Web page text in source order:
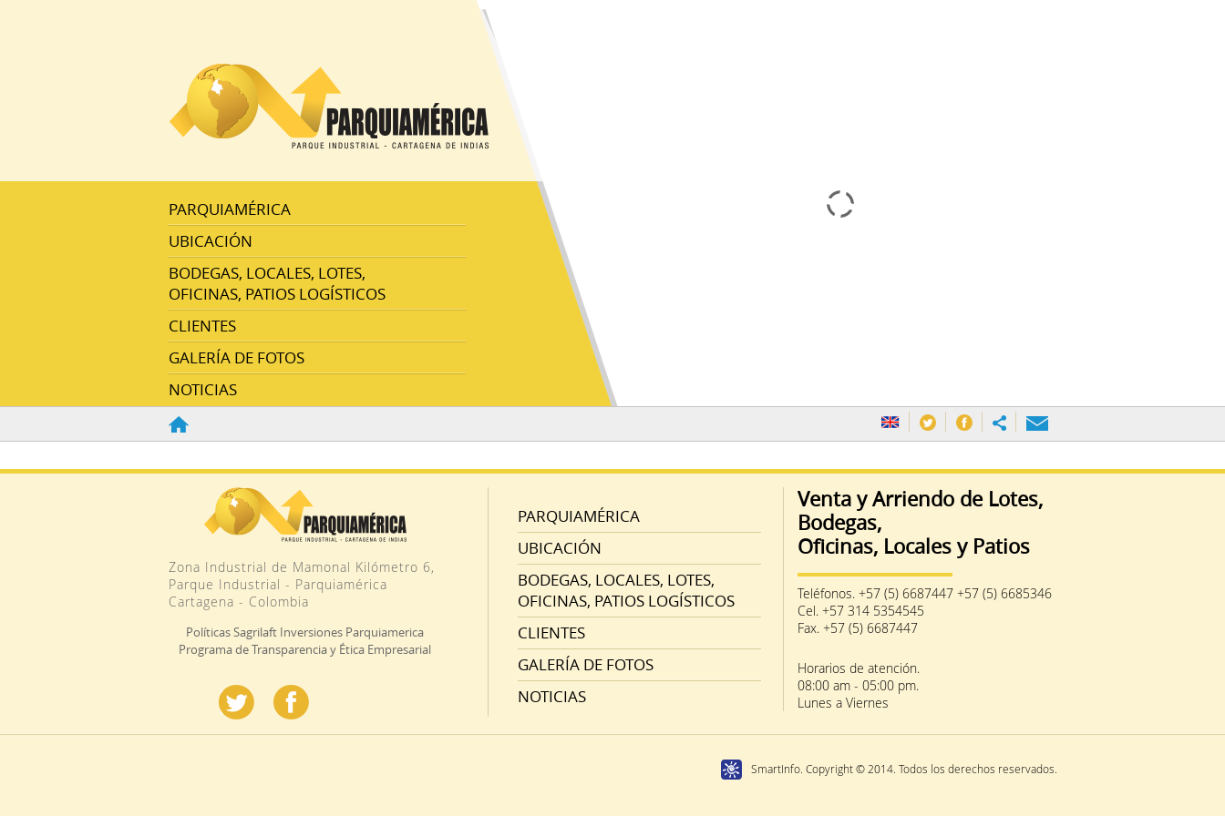
PARQUIAMÉRICA
UBICACIÓN
BODEGAS, LOCALES, LOTES,
OFICINAS, PATIOS LOGÍSTICOS
CLIENTES
GALERÍA DE FOTOS
NOTICIAS
Zona Industrial de Mamonal Kilómetro 6,
Parque Industrial - Parquiamérica
Cartagena - Colombia
Políticas Sagrilaft Inversiones Parquiamerica
Programa de Transparencia y Ética Empresarial
PARQUIAMÉRICA
UBICACIÓN
BODEGAS, LOCALES, LOTES,
OFICINAS, PATIOS LOGÍSTICOS
CLIENTES
GALERÍA DE FOTOS
NOTICIAS
Venta y Arriendo de Lotes,
Bodegas,
Oficinas, Locales y Patios
Teléfonos. +57 (5) 6687447 +57 (5) 6685346
Cel. +57 314 5354545
Fax. +57 (5) 6687447
Horarios de atención.
08:00 am - 05:00 pm.
Lunes a Viernes
SmartInfo. Copyright © 2014. Todos los derechos reservados.